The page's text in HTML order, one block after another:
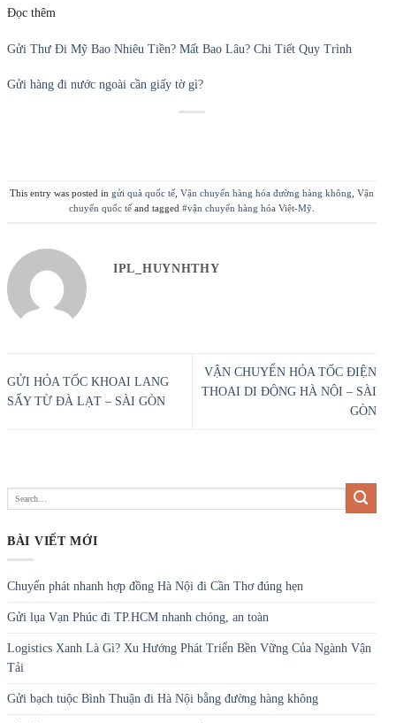
Đọc thêm
Gửi Thư Đi Mỹ Bao Nhiêu Tiền? Mất Bao Lâu? Chi Tiết Quy Trình
Gửi hàng đi nước ngoài cần giấy tờ gì?
This entry was posted in gửi quà quốc tế Vận chuyển hàng hóa đường hàng không Vận
chuyển quốc tế and tagged #vận chuyển hàng hóa Việt-Mỹ
IPL_HUYNHTHY
GỬI HỎA TỐC KHOAI LANG
SẤY TỪ ĐÀ LẠT – SÀI GÒN
VẬN CHUYỂN HỎA TỐC ĐIỆN
THOAI DI ĐỘNG HÀ NỘI – SÀI
GÒN
BÀI VIẾT MỚI
Chuyển phát nhanh hợp đồng Hà Nội đi Cần Thơ đúng hẹn
Gửi lụa Vạn Phúc đi TP.HCM nhanh chóng, an toàn
Logistics Xanh Là Gì? Xu Hướng Phát Triển Bền Vững Của Ngành Vận
Tải
Gửi bạch tuộc Bình Thuận đi Hà Nội bằng đường hàng không